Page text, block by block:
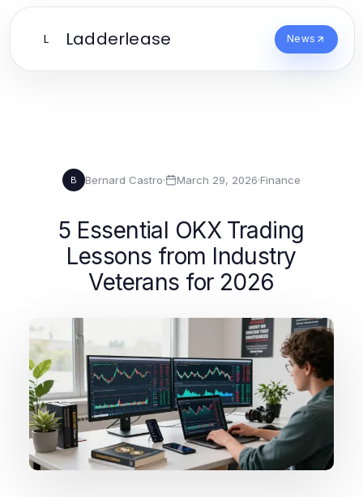
L Ladderlease News
B Bernard Castro· March 29, 2026·Finance
5 Essential OKX Trading
Lessons from Industry
Veterans for 2026